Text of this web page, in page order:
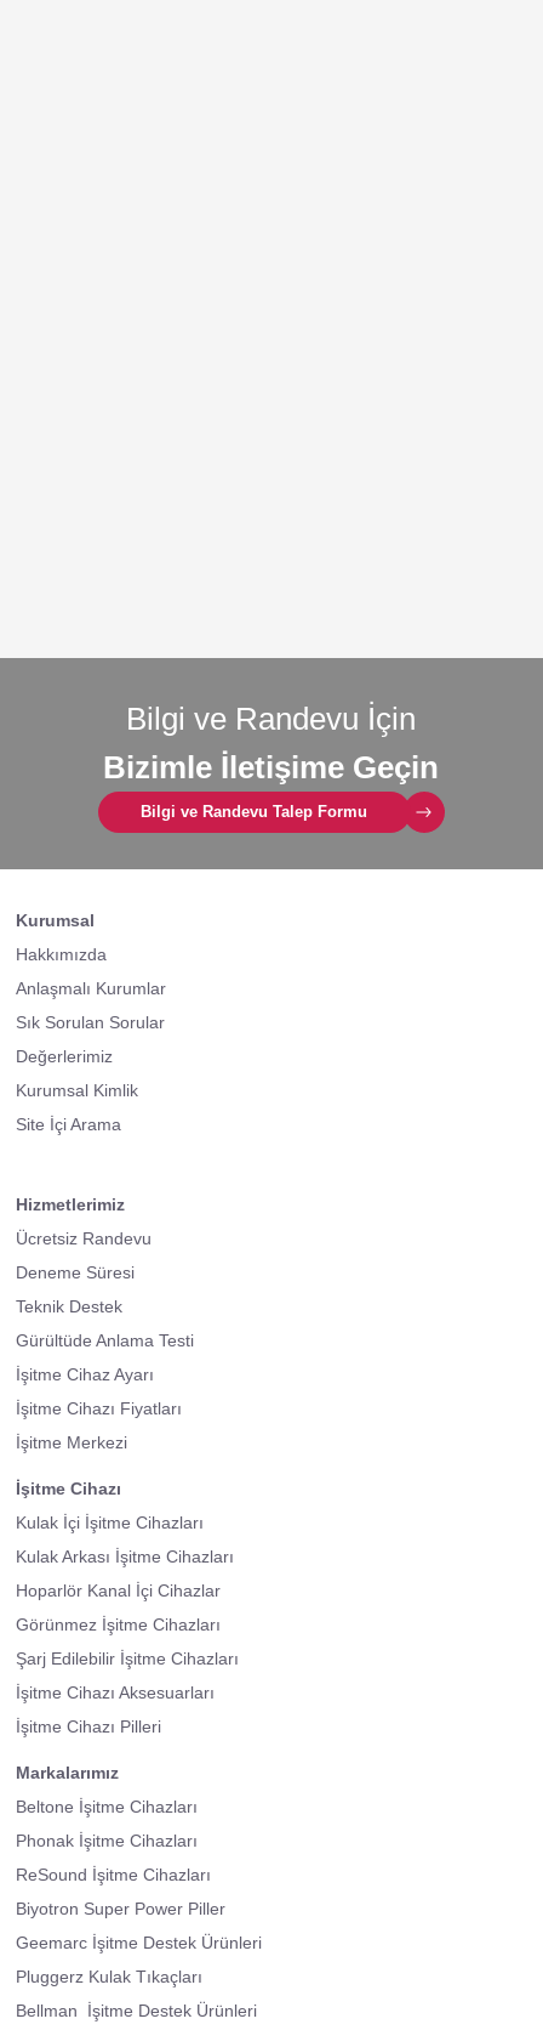
Bilgi ve Randevu İçin
Bizimle İletişime Geçin
Bilgi ve Randevu Talep Formu
Kurumsal
Hakkımızda
Anlaşmalı Kurumlar
Sık Sorulan Sorular
Değerlerimiz
Kurumsal Kimlik
Site İçi Arama
Hizmetlerimiz
Ücretsiz Randevu
Deneme Süresi
Teknik Destek
Gürültüde Anlama Testi
İşitme Cihaz Ayarı
İşitme Cihazı Fiyatları
İşitme Merkezi
İşitme Cihazı
Kulak İçi İşitme Cihazları
Kulak Arkası İşitme Cihazları
Hoparlör Kanal İçi Cihazlar
Görünmez İşitme Cihazları
Şarj Edilebilir İşitme Cihazları
İşitme Cihazı Aksesuarları
İşitme Cihazı Pilleri
Markalarımız
Beltone İşitme Cihazları
Phonak İşitme Cihazları
ReSound İşitme Cihazları
Biyotron Super Power Piller
Geemarc İşitme Destek Ürünleri
Pluggerz Kulak Tıkaçları
Bellman İşitme Destek Ürünleri